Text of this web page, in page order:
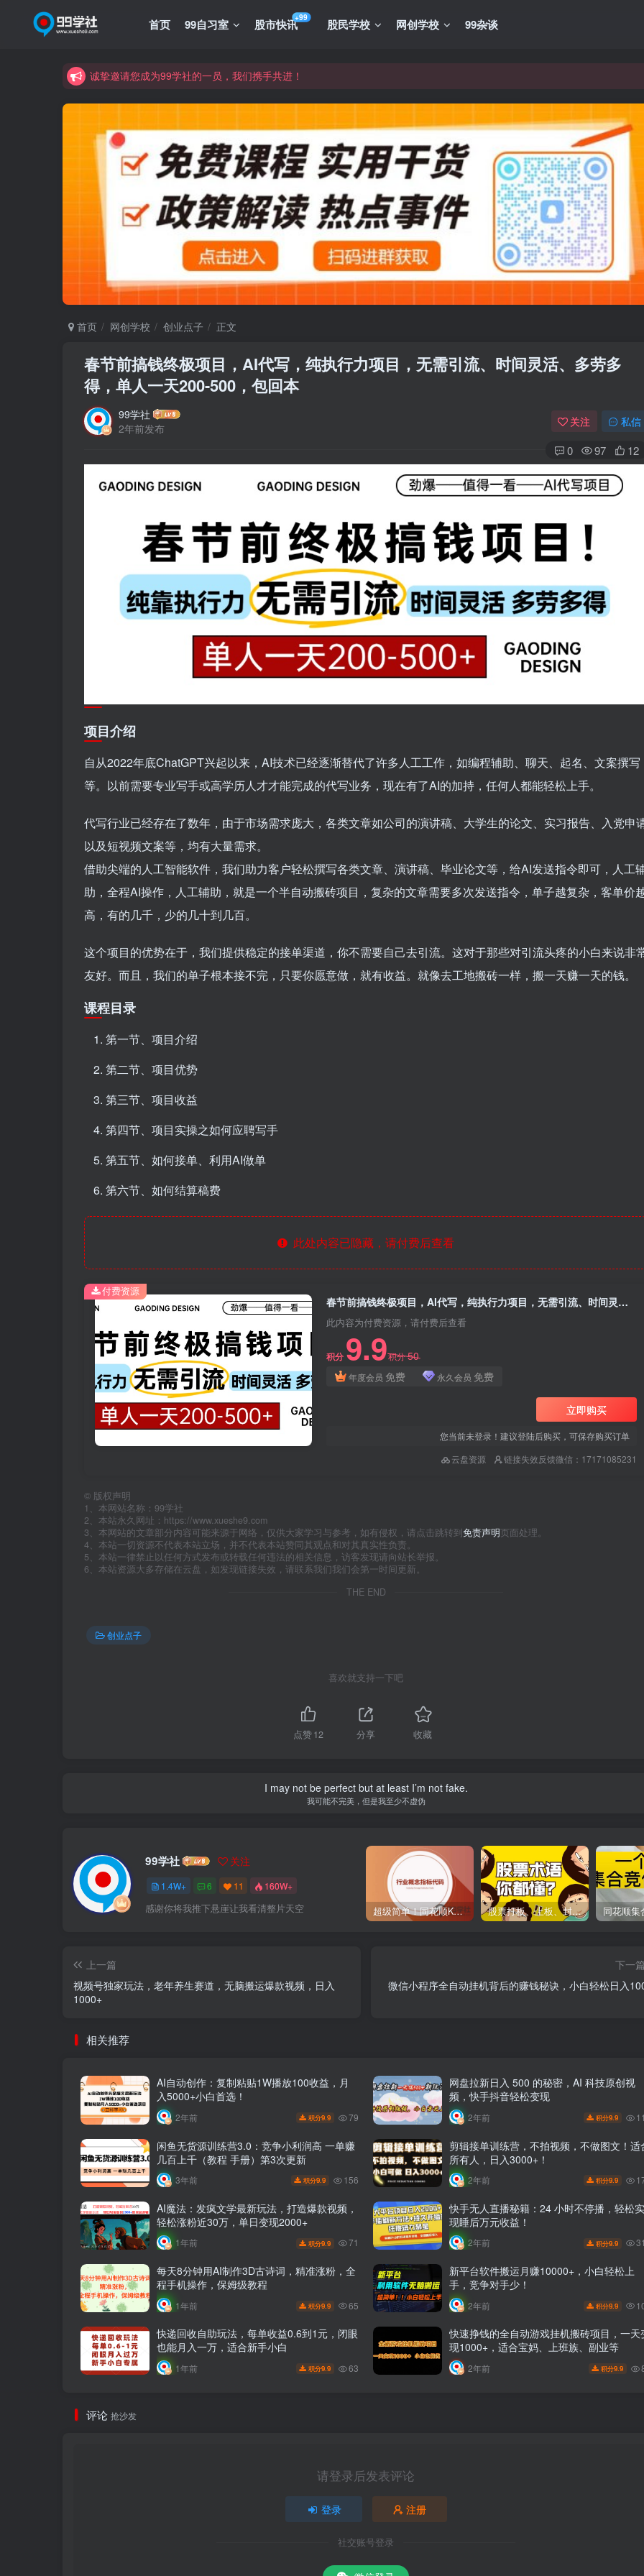
首页 99自习室 股市快讯+99 股民学校 网创学校 99杂谈
诚挚邀请您成为99学社的一员，我们携手共进！
诚挚邀请您成为99学社的一员，我们携手共进！
学习路上不孤独，99学社与你同行！分享全网优质VIP资源，炒股教程、创业教程、网络营销教程、自媒体短视频教程等，长
首页 网创学校 创业点子 正文
春节前搞钱终极项目，AI代写，纯执行力项目，无需引流、时间灵活、多劳多
得，单人一天200-500，包回本
99学社
2年前发布
关注 私信
0 97 12
项目介绍
自从2022年底ChatGPT兴起以来，AI技术已经逐渐替代了许多人工工作，如编程辅助、聊天、起名、文案撰写
等。以前需要专业写手或高学历人才才能完成的代写业务，现在有了AI的加持，任何人都能轻松上手。
代写行业已经存在了数年，由于市场需求庞大，各类文章如公司的演讲稿、大学生的论文、实习报告、入党申
以及短视频文案等，均有大量需求。
借助尖端的人工智能软件，我们助力客户轻松撰写各类文章、演讲稿、毕业论文等，给AI发送指令即可，人工
助，全程AI操作，人工辅助，就是一个半自动搬砖项目，复杂的文章需要多次发送指令，单子越复杂，客单价
高，有的几千，少的几十到几百。
这个项目的优势在于，我们提供稳定的接单渠道，你不需要自己去引流。这对于那些对引流头疼的小白来说非
友好。而且，我们的单子根本接不完，只要你愿意做，就有收益。就像去工地搬砖一样，搬一天赚一天的钱。
课程目录
第一节、项目介绍
第二节、项目优势
第三节、项目收益
第四节、项目实操之如何应聘写手
第五节、如何接单、利用AI做单
第六节、如何结算稿费
此处内容已隐藏，请付费后查看
春节前搞钱终极项目，AI代写，纯执行力项目，无需引流、时间灵活、多劳多得，单人一天200-500，包回本
此内容为付费资源，请付费后查看
积分 9.9积分50
年度会员 免费 永久会员 免费
立即购买
您当前未登录！建议登陆后购买，可保存购买订单
云盘资源
链接失效反馈微信：17171085231
付费资源
© 版权声明
1、本网站名称：99学社
2、本站永久网址：https://www.xueshe9.com
3、本网站的文章部分内容可能来源于网络，仅供大家学习与参考，如有侵权，请点击跳转到免责声明页面处理。
4、本站一切资源不代表本站立场，并不代表本站赞同其观点和对其真实性负责。
5、本站一律禁止以任何方式发布或转载任何违法的相关信息，访客发现请向站长举报。
6、本站资源大多存储在云盘，如发现链接失效，请联系我们我们会第一时间更新。
THE END
创业点子
喜欢就支持一下吧
点赞12 分享 收藏
I may not be perfect but at least I’m not fake.
我可能不完美，但是我至少不虚伪
99学社 关注
1.4W+ 6 11 160W+
感谢你将我推下悬崖让我看清整片天空 超级简单！同花顺K线界面显示行业概念指标代码图解 股票打板、上板、封板、翘板、炸板是什么意思？炒股你必须懂的暗语！
上一篇
视频号独家玩法，老年养生赛道，无脑搬运爆款视频，日入
1000+
下一篇
微信小程序全自动挂机背后的赚钱秘诀，小白轻松日入
相关推荐
AI自动创作：复制粘贴1W播放100收益，月
入5000+小白首选！
2年前 积分9.9 79
网盘拉新日入 500 的秘密，AI 科技原创视
频，快手抖音轻松变现
2年前 积分9.9
闲鱼无货源训练营3.0：竞争小利润高 一单赚
几百上千（教程 手册）第3次更新
3年前 积分9.9 156
剪辑接单训练营，不拍视频，不做图文！适
所有人，日入3000+！
2年前 积分9.9
AI魔法：发疯文学最新玩法，打造爆款视频，
轻松涨粉近30万，单日变现2000+
1年前 积分9.9 71
快手无人直播秘籍：24 小时不停播，轻松实
现睡后万元收益！
2年前 积分9.9
每天8分钟用AI制作3D古诗词，精准涨粉，全
程手机操作，保姆级教程
1年前 积分9.9 65
新平台软件搬运月赚10000+，小白轻松上
手，竞争对手少！
2年前 积分9.9
快递回收自助玩法，每单收益0.6到1元，闭眼
也能月入一万，适合新手小白
1年前 积分9.9 63
快速挣钱的全自动游戏挂机搬砖项目，一天
现1000+，适合宝妈、上班族、副业等
2年前 积分9.9
评论 抢沙发
请登录后发表评论
登录 注册
社交账号登录